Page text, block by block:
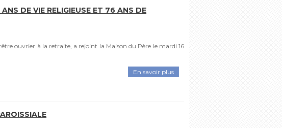
DE VIE RELIGIEUSE ET 76 ANS DE
ouvrier à la retraite, a rejoint la Maison du Père le mardi 16
En savoir plus